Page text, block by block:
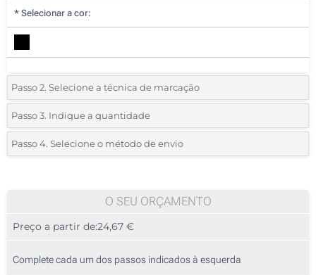
* Selecionar a cor:
Passo 2. Selecione a técnica de marcação
*Selecione o tipo de marcação e as cores do logotipo:
1 Cor (Parte superior)
Transferência digital a cores (Parte superior)
Passo 3. Indique a quantidade
*Quantidade mínima:5
10
25
Passo 4. Selecione o método de envio
O SEU ORÇAMENTO
Preço a partir de:24,67 €
Complete cada um dos passos indicados à esquerda